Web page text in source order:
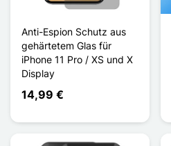
Anti-Espion Schutz aus
gehärtetem Glas für
iPhone 11 Pro / XS und X
Display
14,99 €